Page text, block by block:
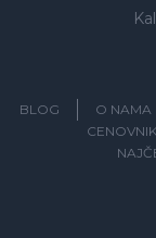
BLOG O NAMA
CENOVNIK